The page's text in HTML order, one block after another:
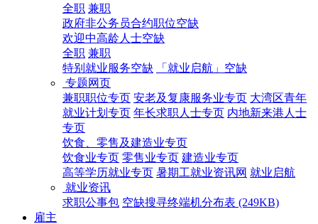
全职 兼职
政府非公务员合约职位空缺
欢迎中高龄人士空缺
全职 兼职
特别就业服务空缺
「就业启航」空缺
专题网页
兼职职位专页 安老及复康服务业专页 大湾区青年
就业计划专页 年长求职人士专页 内地新来港人士
专页
饮食、零售及建造业专页
饮食业专页 零售业专页 建造业专页
高等学历就业专页 暑期工就业资讯网 就业启航
就业资讯
求职公事包 空缺搜寻终端机分布表 (249KB)
雇主